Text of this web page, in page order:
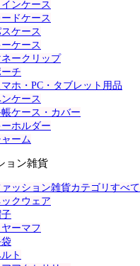
インケース
ードケース
ケース
ーケース
ネークリップ
チ
マホ・PC・タブレット用品
ケース
ケース・カバー
ーホルダー
ーム
ョン雑貨
ァッション雑貨カテゴリすべて
ックウェア
ヤーマフ
ト